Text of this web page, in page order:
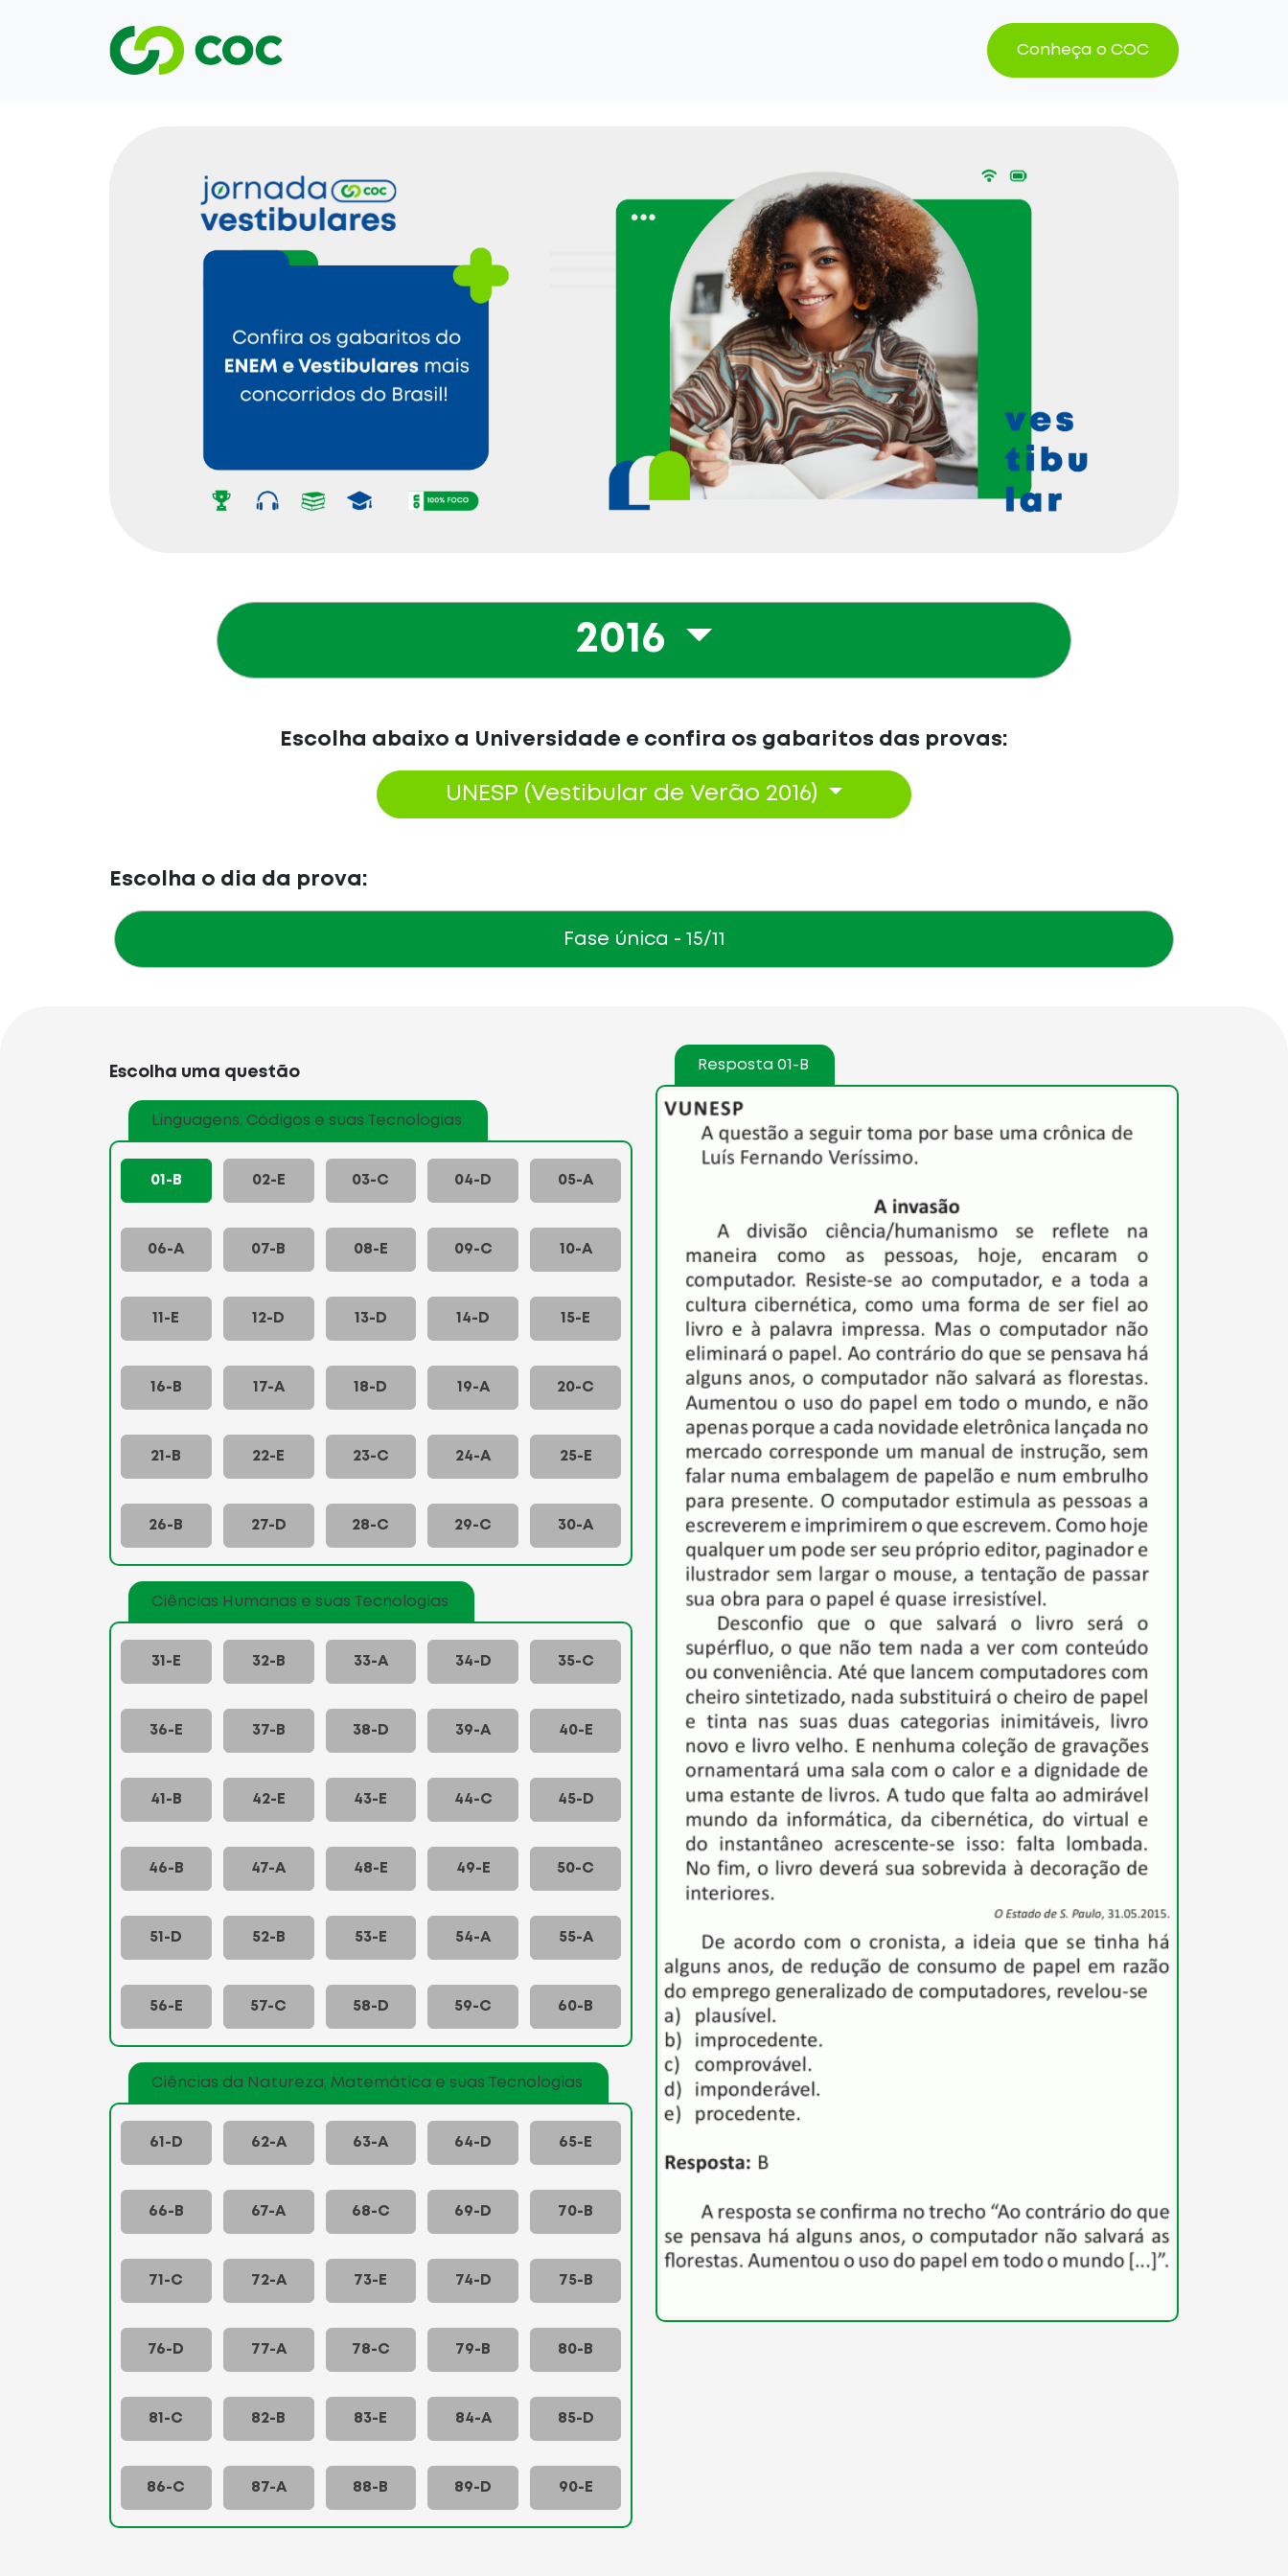
Conheça o COC
2016
Escolha abaixo a Universidade e confira os gabaritos das provas:
UNESP (Vestibular de Verão 2016)
Escolha o dia da prova:
Fase única - 15/11
Escolha uma questão
Linguagens, Códigos e suas Tecnologias
01-B 02-E 03-C 04-D 05-A
06-A 07-B 08-E 09-C 10-A
11-E 12-D 13-D 14-D 15-E
16-B 17-A 18-D 19-A 20-C
21-B 22-E 23-C 24-A 25-E
26-B 27-D 28-C 29-C 30-A
Ciências Humanas e suas Tecnologias
31-E 32-B 33-A 34-D 35-C
36-E 37-B 38-D 39-A 40-E
41-B 42-E 43-E 44-C 45-D
46-B 47-A 48-E 49-E 50-C
51-D 52-B 53-E 54-A 55-A
56-E 57-C 58-D 59-C 60-B
Ciências da Natureza, Matemática e suas Tecnologias
61-D 62-A 63-A 64-D 65-E
66-B 67-A 68-C 69-D 70-B
71-C 72-A 73-E 74-D 75-B
76-D 77-A 78-C 79-B 80-B
81-C 82-B 83-E 84-A 85-D
86-C 87-A 88-B 89-D 90-E
Resposta 01-B